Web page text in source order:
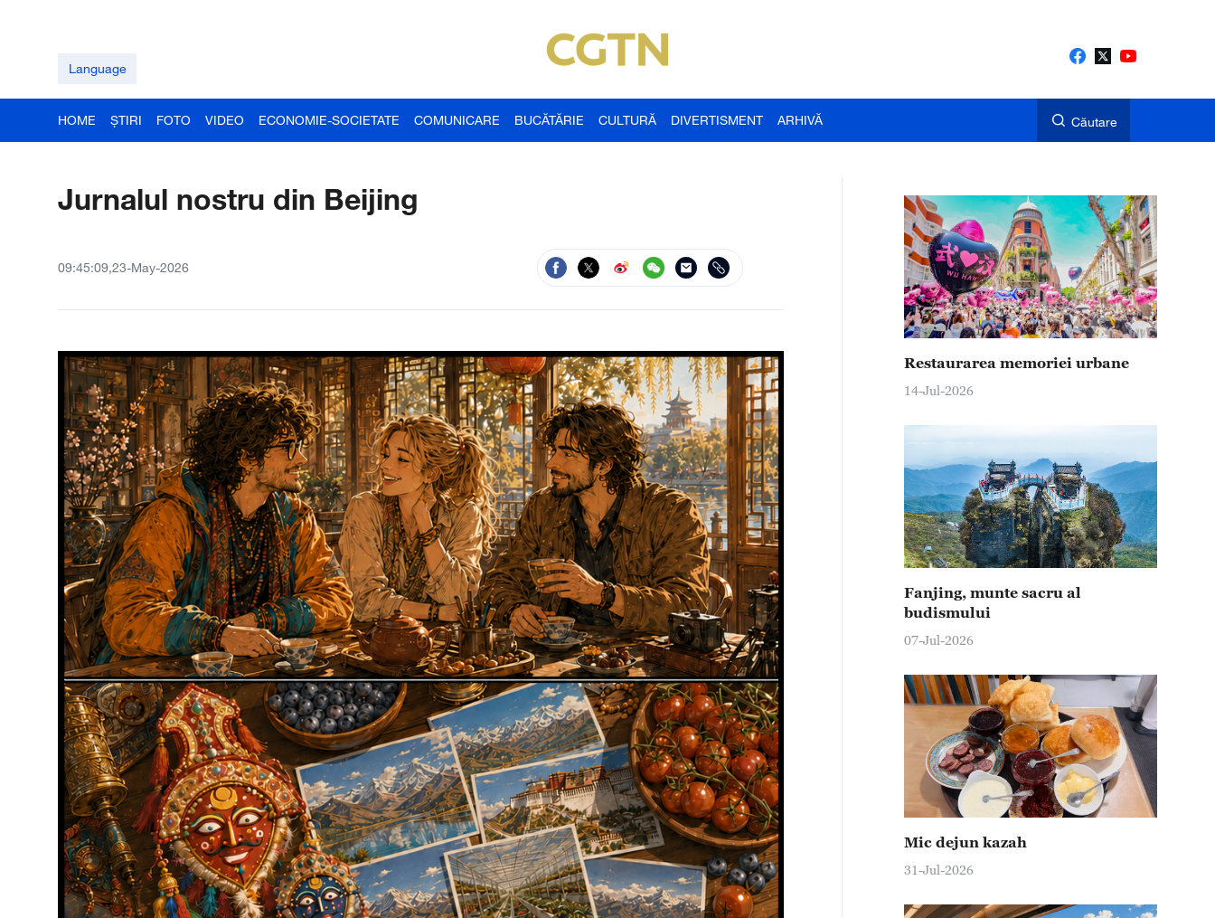
Language
HOME ȘTIRI FOTO VIDEO ECONOMIE-SOCIETATE COMUNICARE BUCĂTĂRIE CULTURĂ DIVERTISMENT ARHIVĂ Căutare
Jurnalul nostru din Beijing
09:45:09,23-May-2026
Restaurarea memoriei urbane
14-Jul-2026
Fanjing, munte sacru al
budismului
07-Jul-2026
Mic dejun kazah
31-Jul-2026